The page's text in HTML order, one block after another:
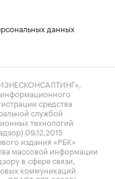
данных
средства
службой
технологий
09.12.2015
издания «РБК»
массовой информации
в сфере связи,
коммуникаций